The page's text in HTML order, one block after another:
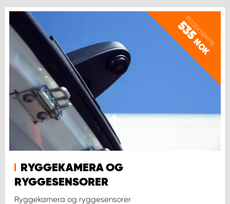
PRISEKSEMPEL
535
NOK
RYGGEKAMERA OG
RYGGESENSORER
Ryggekamera og ryggesensorer